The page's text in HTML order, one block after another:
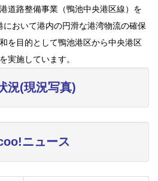
道路整備事業（鴨池中央港区線）を
おいて港内の円滑な港湾物流の確保
を目的として鴨池港区から中央港区
実施しています。
況(現況写真)
ニュース